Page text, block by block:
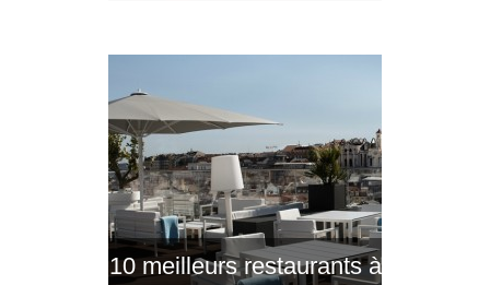
10 meilleurs restaurants à